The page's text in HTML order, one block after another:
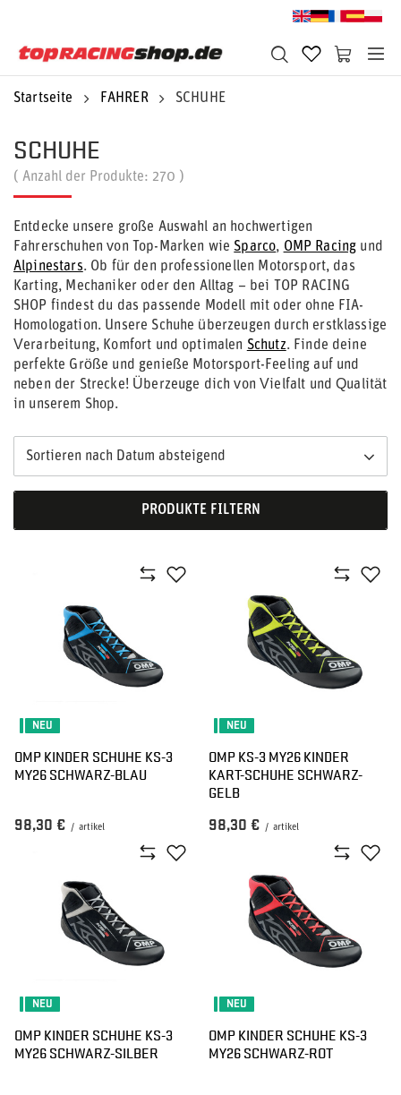
Startseite FAHRER SCHUHE
SCHUHE
( Anzahl der Produkte: 270 )
Entdecke unsere große Auswahl an hochwertigen
Fahrerschuhen von Top-Marken wie Sparco, OMP Racing und
Alpinestars. Ob für den professionellen Motorsport, das
Karting, Mechaniker oder den Alltag – bei TOP RACING
SHOP findest du das passende Modell mit oder ohne FIA-
Homologation. Unsere Schuhe überzeugen durch erstklassige
Verarbeitung, Komfort und optimalen Schutz. Finde deine
perfekte Größe und genieße Motorsport-Feeling auf und
neben der Strecke! Überzeuge dich von Vielfalt und Qualität
in unserem Shop.
Sortieren nach Datum absteigend
PRODUKTE FILTERN
NEU
OMP KINDER SCHUHE KS-3
MY26 SCHWARZ-BLAU
98,30 € / artikel
NEU
OMP KS-3 MY26 KINDER
KART-SCHUHE SCHWARZ-
GELB
98,30 € / artikel
NEU
OMP KINDER SCHUHE KS-3
MY26 SCHWARZ-SILBER
NEU
OMP KINDER SCHUHE KS-3
MY26 SCHWARZ-ROT